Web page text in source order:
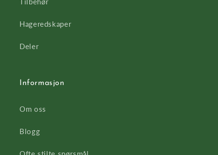
Hageredskaper
Deler
Informasjon
Om oss
Blogg